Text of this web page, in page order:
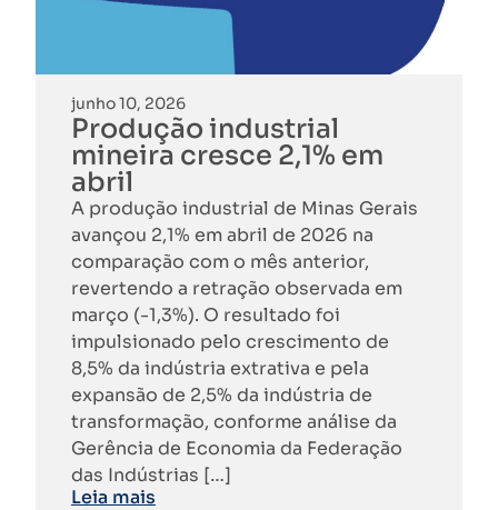
junho 10, 2026
Produção industrial
mineira cresce 2,1% em
abril
A produção industrial de Minas Gerais
avançou 2,1% em abril de 2026 na
comparação com o mês anterior,
revertendo a retração observada em
março (-1,3%). O resultado foi
impulsionado pelo crescimento de
8,5% da indústria extrativa e pela
expansão de 2,5% da indústria de
transformação, conforme análise da
Gerência de Economia da Federação
das Indústrias […]
Leia mais